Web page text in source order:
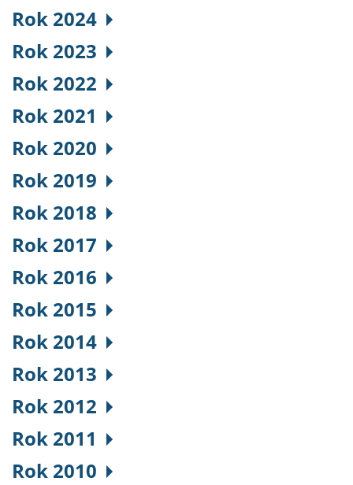
Rok 2024
Rok 2023
Rok 2022
Rok 2021
Rok 2020
Rok 2019
Rok 2018
Rok 2017
Rok 2016
Rok 2015
Rok 2014
Rok 2013
Rok 2012
Rok 2011
Rok 2010